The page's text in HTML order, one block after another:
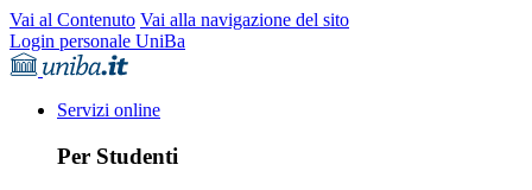
Vai al Contenuto Vai alla navigazione del sito
Login personale UniBa
Servizi online
Per Studenti